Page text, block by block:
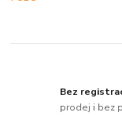
Bez
prodej i bez